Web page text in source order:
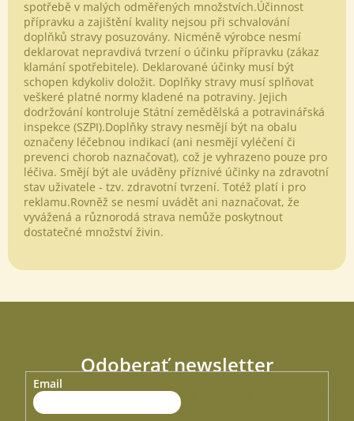
spotřebě v malých odměřených množstvích.Účinnost
přípravku a zajištění kvality nejsou při schvalování
doplňků stravy posuzovány. Nicméně výrobce nesmí
deklarovat nepravdivá tvrzení o účinku přípravku (zákaz
klamání spotřebitele). Deklarované účinky musí být
schopen kdykoliv doložit. Doplňky stravy musí splňovat
veškeré platné normy kladené na potraviny. Jejich
dodržování kontroluje Státní zemědělská a potravinářská
inspekce (SZPI).Doplňky stravy nesmějí být na obalu
označeny léčebnou indikací (ani nesmějí vyléčení či
prevenci chorob naznačovat), což je vyhrazeno pouze pro
léčiva. Smějí být ale uváděny příznivé účinky na zdravotní
stav uživatele - tzv. zdravotní tvrzení. Totéž platí i pro
reklamu.Rovněž se nesmí uvádět ani naznačovat, že
vyvážená a různorodá strava nemůže poskytnout
dostatečné množství živin.
Odoberať newsletter
Vložte svoj e-mail a my Vám budeme zasielať informácie o
nových produktoch na našom e-shope.
Email
Odeslat
Powered by chaterimo